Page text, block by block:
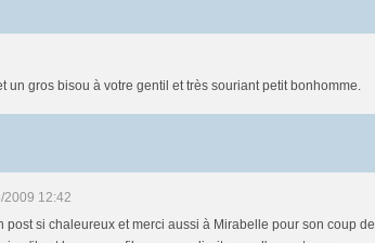
un gros bisou à votre gentil et très souriant petit bonhomme.
2009 12:42
post si chaleureux et merci aussi à Mirabelle pour son coup de